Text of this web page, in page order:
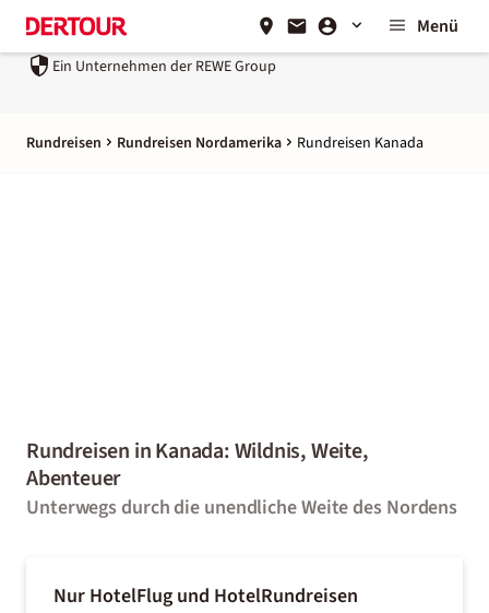
Menü
Ein Unternehmen der REWE Group
Rundreisen Rundreisen Nordamerika Rundreisen Kanada
Rundreisen in Kanada: Wildnis, Weite,
Abenteuer
Unterwegs durch die unendliche Weite des Nordens
Nur HotelFlug und HotelRundreisen